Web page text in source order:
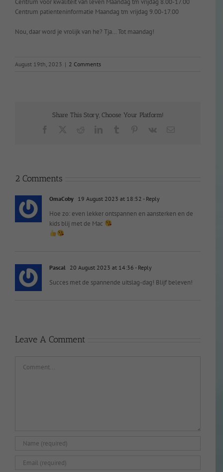
Centrum voor kwaliteit van leven Maandag tm vrijdag 8.00-17.00
Centrum patienteninformatie Maandag tm vrijdag 9.00-17.00
Nou, daar word je vrolijk van he? Tja… Tot maandag!
August 19th, 2023 | 2 Comments
Share This Story, Choose Your Platform!
2 Comments
OmaCoby 19 August 2023 at 18:52 - Reply
Hoe zo: even lekker ontspannen en aansterken en de
kids blij met de Mac
Pascal 20 August 2023 at 14:36 - Reply
Succes met de spannende uitslag-dag! Blijf beleven!
Leave A Comment